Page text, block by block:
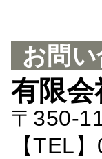
お問
有限
〒350-
【